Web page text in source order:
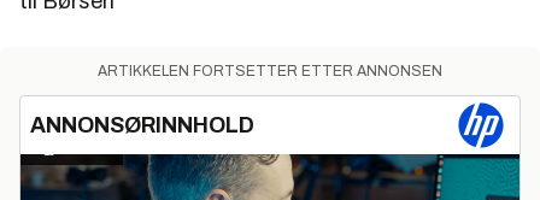
ARTIKKELEN FORTSETTER ETTER ANNONSEN
ANNONSØRINNHOLD